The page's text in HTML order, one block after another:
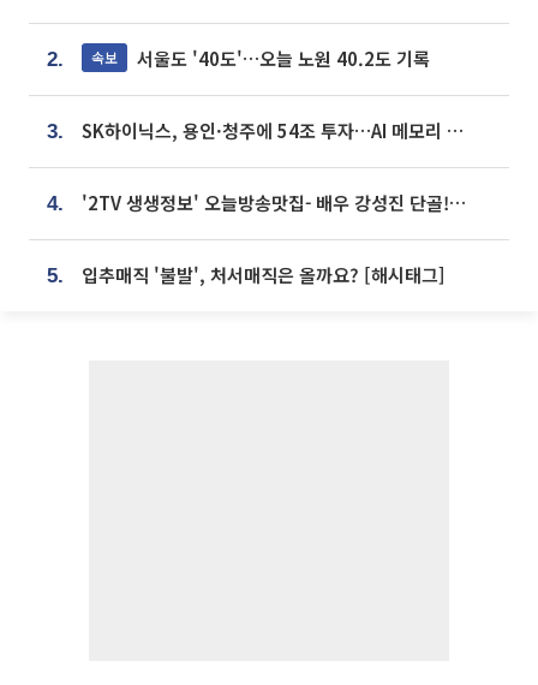
2. 속보 서울도 '40도'…오늘 노원 40.2도 기록
3. SK하이닉스, 용인·청주에 54조 투자…AI 메모리 생산기지 키운다
4. '2TV 생생정보' 오늘방송맛집- 배우 강성진 단골! 쌀국수ㆍ푸팟퐁 커리 맛집 '블○○○'
5. 입추매직 '불발', 처서매직은 올까요? [해시태그]